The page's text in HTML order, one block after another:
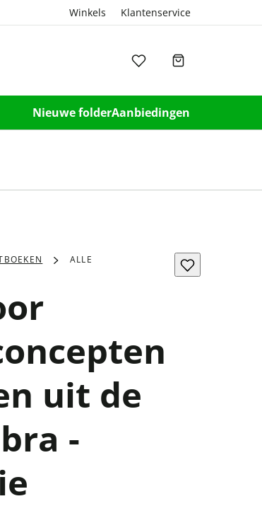
Winkels Klantenservice
Nieuwe folderAanbiedingen
ALLE
uit de
-